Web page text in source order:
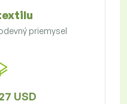
priemysel
USD